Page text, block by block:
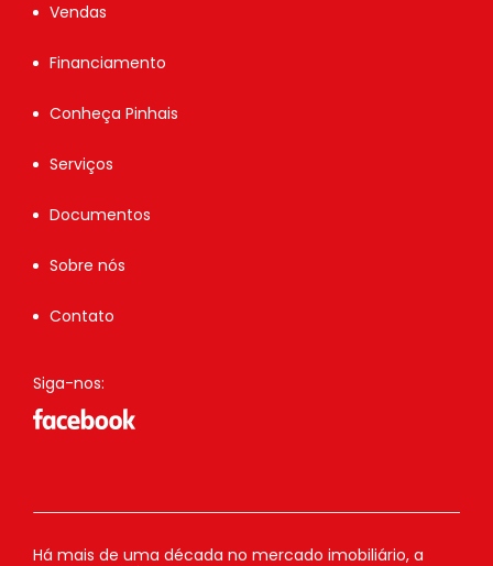
Vendas
Financiamento
Conheça Pinhais
Serviços
Documentos
Sobre nós
Contato
Siga-nos:
Há mais de uma década no mercado imobiliário, a